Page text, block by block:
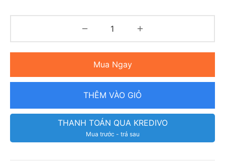
Mua Ngay
THÊM VÀO GIỎ
THANH TOÁN QUA KREDIVO
Mua trước - trả sau